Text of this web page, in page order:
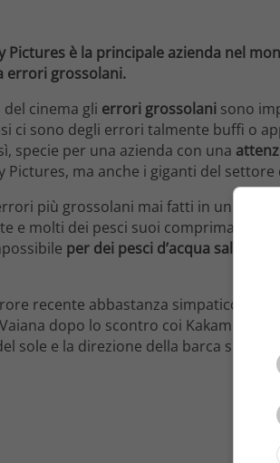
Pictures è la principale azienda nel
errori grossolani.
cinema gli errori grossolani sono
ci sono degli errori talmente buffi o
specie per una azienda con una
Pictures, ma anche i giganti del
più grossolani mai fatti in un film
e molti dei pesci suoi comprimari
per dei pesci d’acqua salata
recente abbastanza simpatico è
dopo lo scontro coi Kakamora,
sole e la direzione della barca si